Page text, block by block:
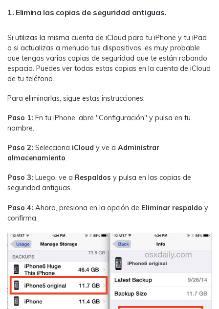
1. Elimina las copias de seguridad antiguas.
Si utilizas la misma cuenta de iCloud para tu iPhone y tu iPad
o si actualizas a menudo tus dispositivos, es muy probable
que tengas varias copias de seguridad que te están robando
espacio. Puedes ver todas estas copias en la cuenta de iCloud
de tu teléfono.
Para eliminarlas, sigue estas instrucciones:
Paso 1: En tu iPhone, abre "Configuración" y pulsa en tu
nombre.
Paso 2: Selecciona iCloud y ve a Administrar
almacenamiento.
Paso 3: Luego, ve a Respaldos y pulsa en las copias de
seguridad antiguas.
Paso 4: Ahora, presiona en la opción de Eliminar respaldo y
confirma.